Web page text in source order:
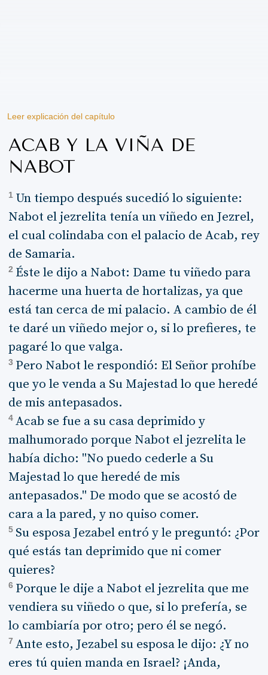
Leer explicación del capítulo
ACAB Y LA VIÑA DE
NABOT
1 Un tiempo después sucedió lo siguiente:
Nabot el jezrelita tenía un viñedo en Jezrel,
el cual colindaba con el palacio de Acab, rey
de Samaria.
2 Éste le dijo a Nabot: Dame tu viñedo para
hacerme una huerta de hortalizas, ya que
está tan cerca de mi palacio. A cambio de él
te daré un viñedo mejor o, si lo prefieres, te
pagaré lo que valga.
3 Pero Nabot le respondió: El Señor prohíbe
que yo le venda a Su Majestad lo que heredé
de mis antepasados.
4 Acab se fue a su casa deprimido y
malhumorado porque Nabot el jezrelita le
había dicho: "No puedo cederle a Su
Majestad lo que heredé de mis
antepasados." De modo que se acostó de
cara a la pared, y no quiso comer.
5 Su esposa Jezabel entró y le preguntó: ¿Por
qué estás tan deprimido que ni comer
quieres?
6 Porque le dije a Nabot el jezrelita que me
vendiera su viñedo o que, si lo prefería, se
lo cambiaría por otro; pero él se negó.
7 Ante esto, Jezabel su esposa le dijo: ¿Y no
eres tú quien manda en Israel? ¡Anda,